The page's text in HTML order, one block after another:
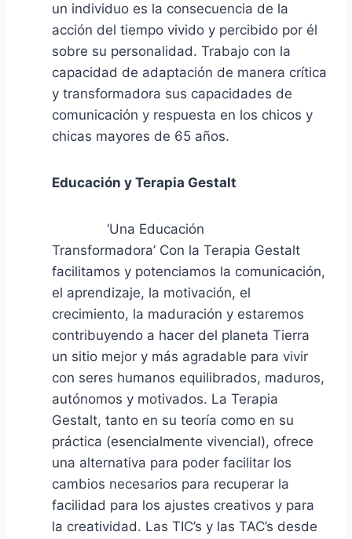
un individuo es la consecuencia de la
acción del tiempo vivido y percibido por él
sobre su personalidad. Trabajo con la
capacidad de adaptación de manera crítica
y transformadora sus capacidades de
comunicación y respuesta en los chicos y
chicas mayores de 65 años.
Educación y Terapia Gestalt
‘Una Educación
Transformadora’ Con la Terapia Gestalt
facilitamos y potenciamos la comunicación,
el aprendizaje, la motivación, el
crecimiento, la maduración y estaremos
contribuyendo a hacer del planeta Tierra
un sitio mejor y más agradable para vivir
con seres humanos equilibrados, maduros,
autónomos y motivados. La Terapia
Gestalt, tanto en su teoría como en su
práctica (esencialmente vivencial), ofrece
una alternativa para poder facilitar los
cambios necesarios para recuperar la
facilidad para los ajustes creativos y para
la creatividad. Las TIC’s y las TAC’s desde